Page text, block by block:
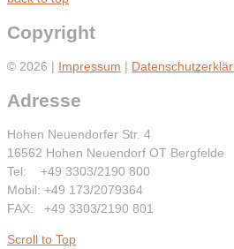
Copyright
© 2026 | Impressum |
Adresse
Hohen Neuendorfer Str. 4
16562 Hohen Neuendorf OT Bergfelde
Tel: +49 3303/2190 800
Mobil: +49 173/2079364
FAX: +49 3303/2190 801
Scroll to Top